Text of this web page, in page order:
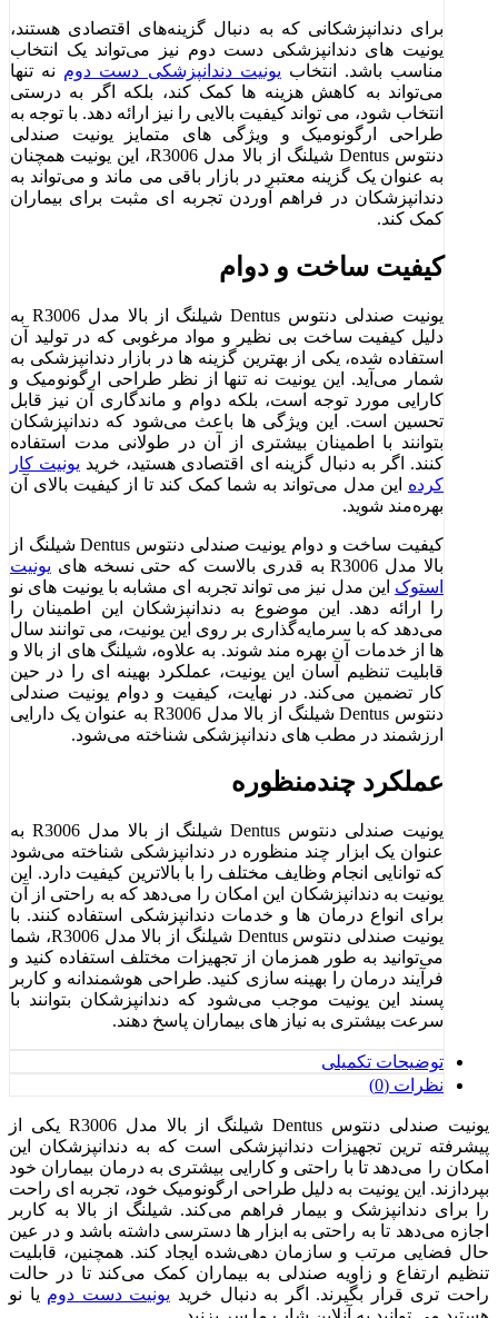
برای دندانپزشکانی که به دنبال گزینه‌های اقتصادی هستند،
یونیت های دندانپزشکی دست دوم نیز می‌تواند یک انتخاب
مناسب باشد. انتخاب یونیت دندانپزشکی دست دوم نه تنها
می‌تواند به کاهش هزینه‌ ها کمک کند، بلکه اگر به درستی
انتخاب شود، می‌ تواند کیفیت بالایی را نیز ارائه دهد. با توجه به
طراحی ارگونومیک و ویژگی ‌های متمایز یونیت صندلی
دنتوس Dentus شیلنگ از بالا مدل R3006، این یونیت همچنان
به عنوان یک گزینه معتبر در بازار باقی می ماند و می‌تواند به
دندانپزشکان در فراهم آوردن تجربه‌ ای مثبت برای بیماران
کمک کند.
کیفیت ساخت و دوام
یونیت صندلی دنتوس Dentus شیلنگ از بالا مدل R3006 به
دلیل کیفیت ساخت بی ‌نظیر و مواد مرغوبی که در تولید آن
استفاده شده، یکی از بهترین گزینه‌ ها در بازار دندانپزشکی به
شمار می‌آید. این یونیت نه تنها از نظر طراحی ارگونومیک و
کارایی مورد توجه است، بلکه دوام و ماندگاری آن نیز قابل
تحسین است. این ویژگی ‌ها باعث می‌شود که دندانپزشکان
بتوانند با اطمینان بیشتری از آن در طولانی ‌مدت استفاده
کنند. اگر به دنبال گزینه ‌ای اقتصادی هستید، خرید یونیت کار
کرده این مدل می‌تواند به شما کمک کند تا از کیفیت بالای آن
بهره‌مند شوید.
کیفیت ساخت و دوام یونیت صندلی دنتوس Dentus شیلنگ از
بالا مدل R3006 به قدری بالاست که حتی نسخه‌ های
یونیت
استوک این مدل نیز می ‌تواند تجربه‌ ای مشابه با یونیت ‌های نو
را ارائه دهد. این موضوع به دندانپزشکان این اطمینان را
می‌دهد که با سرمایه‌گذاری بر روی این یونیت، می ‌توانند سال‌
ها از خدمات آن بهره‌ مند شوند. به علاوه، شیلنگ ‌های از بالا و
قابلیت تنظیم آسان این یونیت، عملکرد بهینه ‌ای را در حین
کار تضمین می‌کند. در نهایت، کیفیت و دوام یونیت صندلی
دنتوس Dentus شیلنگ از بالا مدل R3006 به عنوان یک دارایی
ارزشمند در مطب ‌های دندانپزشکی شناخته می‌شود.
عملکرد چندمنظوره
یونیت صندلی دنتوس Dentus شیلنگ از بالا مدل R3006 به
عنوان یک ابزار چند منظوره در دندانپزشکی شناخته می‌شود
که توانایی انجام وظایف مختلف را با بالاترین کیفیت دارد. این
یونیت به دندانپزشکان این امکان را می‌دهد که به راحتی از آن
برای انواع درمان‌ ها و خدمات دندانپزشکی استفاده کنند. با
یونیت صندلی دنتوس Dentus شیلنگ از بالا مدل R3006، شما
می‌توانید به طور همزمان از تجهیزات مختلف استفاده کنید و
فرآیند درمان را بهینه ‌سازی کنید. طراحی هوشمندانه و کاربر
پسند این یونیت موجب می‌شود که دندانپزشکان بتوانند با
سرعت بیشتری به نیاز های بیماران پاسخ دهند.
توضیحات تکمیلی
نظرات (0)
یونیت صندلی دنتوس Dentus شیلنگ از بالا مدل R3006 یکی از
پیشرفته ‌ترین تجهیزات دندانپزشکی است که به دندانپزشکان این
امکان را می‌دهد تا با راحتی و کارایی بیشتری به درمان بیماران خود
بپردازند. این یونیت به دلیل طراحی ارگونومیک خود، تجربه ‌ای راحت
را برای دندانپزشک و بیمار فراهم می‌کند. شیلنگ از بالا به کاربر
اجازه می‌دهد تا به راحتی به ابزار ها دسترسی داشته باشد و در عین
حال فضایی مرتب و سازمان ‌دهی‌شده ایجاد کند. همچنین، قابلیت
تنظیم ارتفاع و زاویه صندلی به بیماران کمک می‌کند تا در حالت
راحت ‌تری قرار بگیرند. اگر به دنبال خرید یونیت دست دوم یا نو